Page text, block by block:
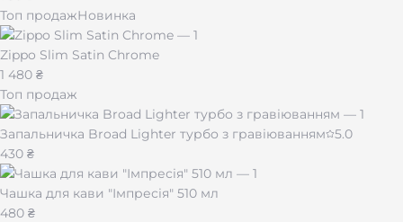
Топ продажНовинка
Zippo Slim Satin Chrome
1 480 ₴
Топ продаж
Запальничка Broad Lighter турбо з гравіюванням
5.0
430 ₴
Чашка для кави "Імпресія" 510 мл
480 ₴